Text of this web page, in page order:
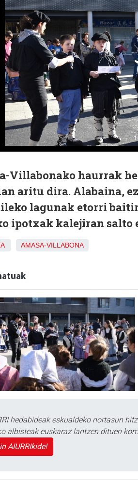
Villabonako haurrak
aritu dira. Alabaina,
lagunak etorri
ipotxak kalejiran salto
AMASA-VILLABONA
hedabideak eskualdeko nortasun
albisteak euskaraz lantzen dituen
AIURRIkide!